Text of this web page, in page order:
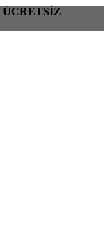
ÜCRETSİZ